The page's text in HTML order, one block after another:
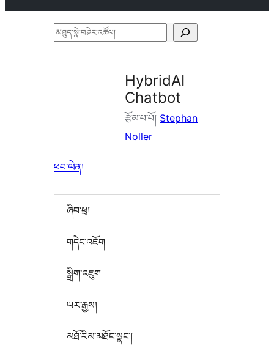
མཐུད་
HybridAI
Chatbot
རྩོམ་པ་པོ། Stephan
Noller
ཕབ་ལེན།
ཞིབ་ཕྲ།
གདེང་འཇོག
སྒྲིག་འཇུག
ཡར་རྒྱས།
མཐོ་རིམ་མཐོང་སྣང་།